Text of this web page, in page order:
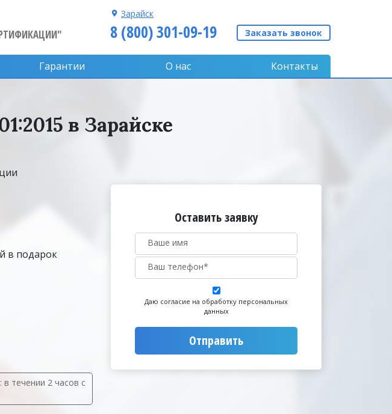
Зарайск
8 (800) 301-09-19 Заказать звонок
Гарантии О нас Контакты
в Зарайске
в подарок
течении 2 часов с
Оставить заявку
Даю согласие на обработку персональных
данных
Отправить